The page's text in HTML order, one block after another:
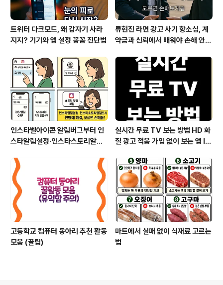
트위터 다크모드, 왜 갑자기 사라
지지? 기기와 앱 설정 꼼꼼 진단법
류현진 라면 광고 사기 항소심, 계
약금과 신뢰에서 배워야 손해 안
인스타벨아이콘 알림버그부터 인
스타알림설정·인스타스토리알림
실시간 무료 TV 보는 방법 HD 화
질 광고 적음 가입 없이 보는 앱 IP
넷 요금제 꿀팁까지
고등학교 컴퓨터 동아리 추천 활동
모음 (꿀팁)
마트에서 실패 없이 식재료 고르는
법